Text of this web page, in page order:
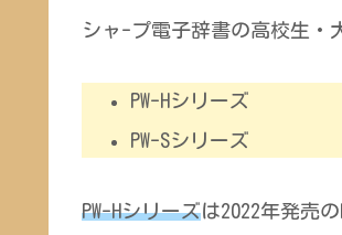
シャ-プ電子辞書の高校生・
PW-Hシリーズ
PW-Sシリーズ
PW-Hシリーズは2022年発売